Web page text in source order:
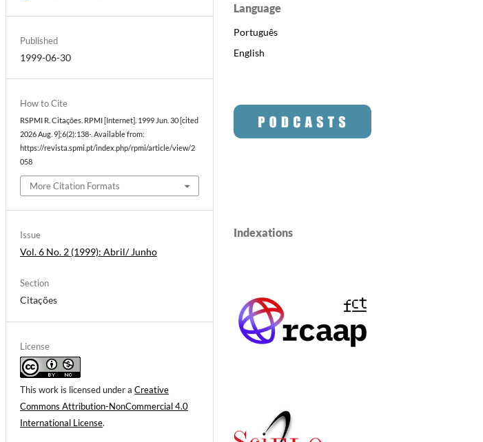
Published
1999-06-30
How to Cite
RSPMI R. Citações. RPMI [Internet]. 1999 Jun. 30 [cited
2026 Aug. 9];6(2):138-. Available from:
https://revista.spmi.pt/index.php/rpmi/article/view/2
058
More Citation Formats
Issue
Vol. 6 No. 2 (1999): Abril/ Junho
Section
Citações
License
This work is licensed under aCreative
Commons Attribution-NonCommercial 4.0
International License.
Language
Português
English
Indexations